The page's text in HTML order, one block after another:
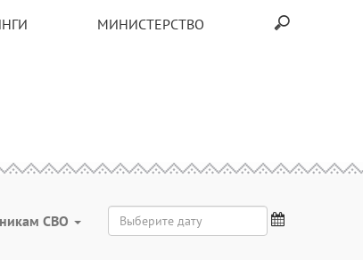
МИНИСТЕРСТВО
СВО